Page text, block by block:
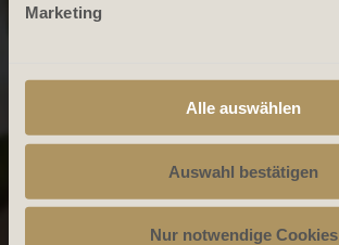
Marketing
Alle auswählen
Auswahl bestätigen
Nur notwendige Cookies